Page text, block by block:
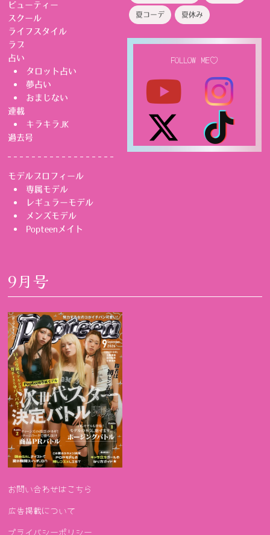
ビューティー
スクール
ライフスタイル
ラブ
占い
タロット占い
夢占い
おまじない
連載
キラキラJK
過去号
モデルプロフィール
専属モデル
レギュラーモデル
メンズモデル
Popteenメイト
夏コーデ 夏休み
FOLLOW ME♡
9月号
お問い合わせはこちら
広告掲載について
プライバシーポリシー